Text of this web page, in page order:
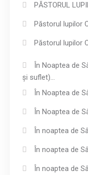
PĂSTORUL
Păstorul lupilor
Păstorul lupilor
În Noaptea de
și suflet)…
În Noaptea de
În Noaptea de
În noaptea de
În noaptea de
În noaptea de